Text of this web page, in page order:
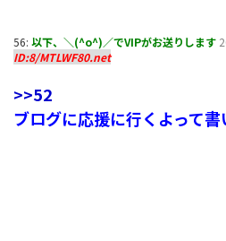
56: 以下、＼(^o^)／でVIPがお送りします
ID:8/MTLWF80.net
>>52
ブログに応援に行くよって